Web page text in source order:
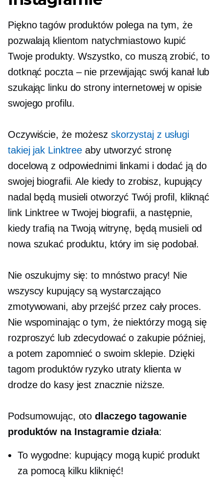
Piękno tagów produktów polega na tym, że
pozwalają klientom natychmiastowo kupić
Twoje produkty. Wszystko, co muszą zrobić, to
dotknąć poczta – nie przewijając swój kanał lub
szukając linku do strony internetowej w opisie
swojego profilu.
Oczywiście, że możesz skorzystaj z usługi
takiej jak Linktree aby utworzyć stronę
docelową z odpowiednimi linkami i dodać ją do
swojej biografii. Ale kiedy to zrobisz, kupujący
nadal będą musieli otworzyć Twój profil, kliknąć
link Linktree w Twojej biografii, a następnie,
kiedy trafią na Twoją witrynę, będą musieli od
nowa szukać produktu, który im się podobał.
Nie oszukujmy się: to mnóstwo pracy! Nie
wszyscy kupujący są wystarczająco
zmotywowani, aby przejść przez cały proces.
Nie wspominając o tym, że niektórzy mogą się
rozproszyć lub zdecydować o zakupie później,
a potem zapomnieć o swoim sklepie. Dzięki
tagom produktów ryzyko utraty klienta w
drodze do kasy jest znacznie niższe.
Podsumowując, otodlaczego tagowanie
produktów na Instagramie działa:
To wygodne: kupujący mogą kupić produkt
za pomocą kilku kliknięć!